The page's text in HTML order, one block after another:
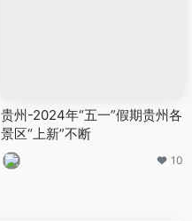
贵州-2024年“五一”假期贵州各
景区“上新”不断
10